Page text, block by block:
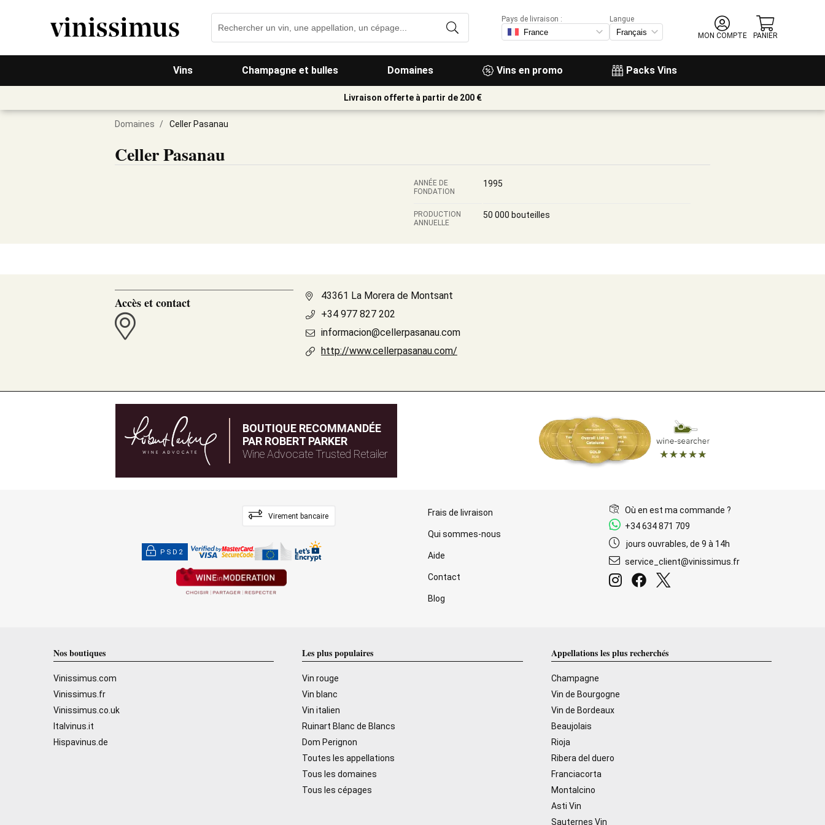
Vins Champagne et bulles Domaines Vins en promo Packs Vins
Pays de livraison :
Langue
MON COMPTE
PANIER
Livraison offerte à partir de 200 €
Domaines / Celler Pasanau
Celler Pasanau
ANNÉE DE
FONDATION
1995
PRODUCTION
ANNUELLE
50 000 bouteilles
Accès et contact
43361 La Morera de Montsant
+34 977 827 202
informacion@cellerpasanau.com
http://www.cellerpasanau.com/
BOUTIQUE RECOMMANDÉE
PAR ROBERT PARKER
Wine Advocate Trusted Retailer
Virement bancaire
PSD2
Frais de livraison
Qui sommes-nous
Aide
Contact
Blog
Où en est ma commande ?
+34 634 871 709
jours ouvrables, de 9 à 14h
service_client@vinissimus.fr
Nos boutiques
Vinissimus.com
Vinissimus.fr
Vinissimus.co.uk
Italvinus.it
Hispavinus.de
Les plus populaires
Vin rouge
Vin blanc
Vin italien
Ruinart Blanc de Blancs
Dom Perignon
Toutes les appellations
Tous les domaines
Tous les cépages
Appellations les plus recherchés
Champagne
Vin de Bourgogne
Vin de Bordeaux
Beaujolais
Rioja
Ribera del duero
Franciacorta
Montalcino
Asti Vin
Sauternes Vin